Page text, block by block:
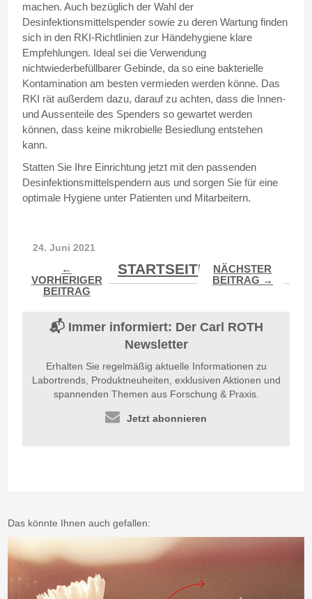
machen. Auch bezüglich der Wahl der
Desinfektionsmittelspender sowie zu deren Wartung finden
sich in den RKI-Richtlinien zur Händehygiene klare
Empfehlungen. Ideal sei die Verwendung
nichtwiederbefüllbarer Gebinde, da so eine bakterielle
Kontamination am besten vermieden werden könne. Das
RKI rät außerdem dazu, darauf zu achten, dass die Innen-
und Aussenteile des Spenders so gewartet werden
können, dass keine mikrobielle Besiedlung entstehen
kann.
Statten Sie Ihre Einrichtung jetzt mit den passenden
Desinfektionsmittelspendern aus und sorgen Sie für eine
optimale Hygiene unter Patienten und Mitarbeitern.
24. Juni 2021
←
VORHERIGER
BEITRAG
STARTSEITE
NÄCHSTER
BEITRAG →
📬 Immer informiert: Der Carl ROTH
Newsletter
Erhalten Sie regelmäßig aktuelle Informationen zu
Labortrends, Produktneuheiten, exklusiven Aktionen und
spannenden Themen aus Forschung & Praxis.
Jetzt abonnieren
Das könnte Ihnen auch gefallen: